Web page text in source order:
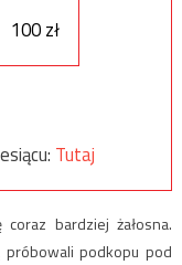
100 zł
Tutaj
bardziej żałosna.
próbowali podkopu pod